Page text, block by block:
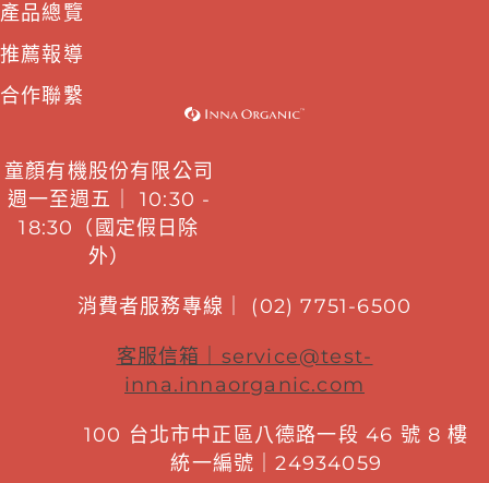
產品總覽
推薦報導
合作聯繫
童顏有機股份有限公司
週一至週五｜ 10:30 -
18:30（國定假日除
外）
消費者服務專線｜ (02) 7751-6500
客服信箱｜ service@test-
inna.innaorganic.com
100 台北市中正區八德路一段 46 號 8 樓
統一編號｜24934059